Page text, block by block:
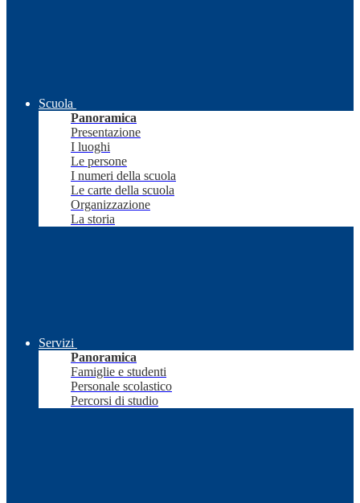
Scuola
Panoramica
Presentazione
I luoghi
Le persone
I numeri della scuola
Le carte della scuola
Organizzazione
La storia
Servizi
Panoramica
Famiglie e studenti
Personale scolastico
Percorsi di studio